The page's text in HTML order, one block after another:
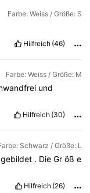
Farbe: Weiss / Größe: S
Hilfreich (46)
Farbe: Weiss / Größe: M
und
Hilfreich (30)
Schwarz / Größe: L
. Die Gr öß e
Hilfreich (26)